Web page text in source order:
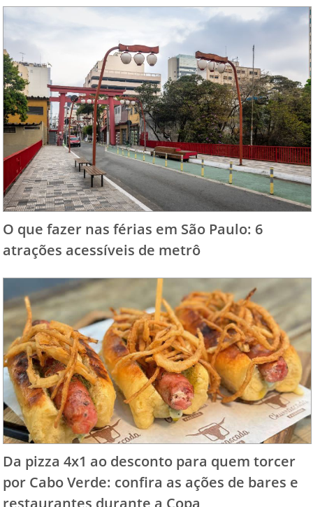
O que fazer nas férias em São Paulo: 6
atrações acessíveis de metrô
Da pizza 4x1 ao desconto para quem torcer
por Cabo Verde: confira as ações de bares e
restaurantes durante a Copa